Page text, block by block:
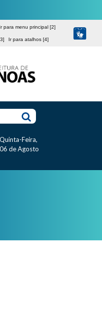
Ir para menu principal [2]
Ir para atalhos [4]
Quinta-Feira,
06 de Agosto